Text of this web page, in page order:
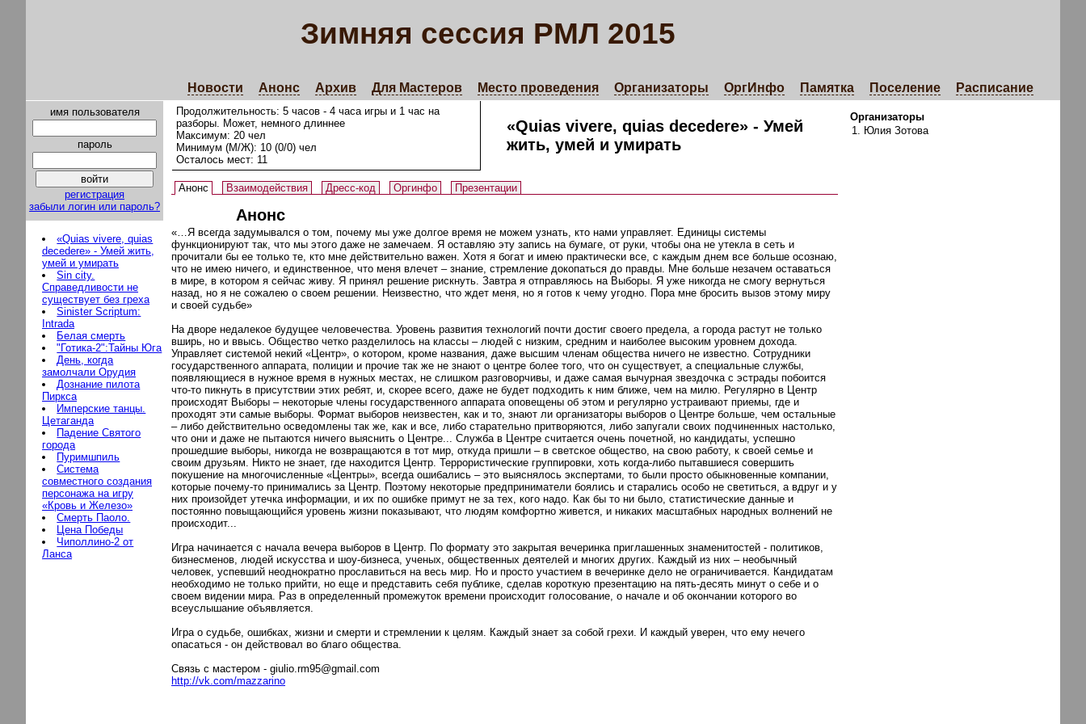
Зимняя сессия РМЛ 2015
Новости Анонс Архив Для Мастеров Место проведения Организаторы ОргИнфо Памятка Поселение Расписание
имя пользователя
пароль
регистрация
забыли логин или пароль?
«Quias vivere, quias
decedere» - Умей жить,
умей и умирать
Sin city.
Справедливости не
существует без греха
Sinister Scriptum:
Intrada
Белая смерть
"Готика-2":Тайны Юга
День, когда
замолчали Орудия
Дознание пилота
Пиркса
Имперские танцы.
Цетаганда
Падение Святого
города
Пуримшпиль
Система
совместного создания
персонажа на игру
«Кровь и Железо»
Смерть Паоло.
Цена Победы
Чиполлино-2 от
Ланса
Организаторы
Юлия Зотова
Продолжительность: 5 часов - 4 часа игры и 1 час на
разборы. Может, немного длиннее
Максимум: 20 чел
Минимум (М/Ж): 10 (0/0) чел
Осталось мест: 11
«Quias vivere, quias decedere» - Умей
жить, умей и умирать
Анонс Взаимодействия Дресс-код Оргинфо Презентации
Анонс
«…Я всегда задумывался о том, почему мы уже долгое время не можем узнать, кто нами управляет. Единицы системы
функционируют так, что мы этого даже не замечаем. Я оставляю эту запись на бумаге, от руки, чтобы она не утекла в сеть и
прочитали бы ее только те, кто мне действительно важен. Хотя я богат и имею практически все, с каждым днем все больше осознаю,
что не имею ничего, и единственное, что меня влечет – знание, стремление докопаться до правды. Мне больше незачем оставаться
в мире, в котором я сейчас живу. Я принял решение рискнуть. Завтра я отправляюсь на Выборы. Я уже никогда не смогу вернуться
назад, но я не сожалею о своем решении. Неизвестно, что ждет меня, но я готов к чему угодно. Пора мне бросить вызов этому миру
и своей судьбе»
На дворе недалекое будущее человечества. Уровень развития технологий почти достиг своего предела, а города растут не только
вширь, но и ввысь. Общество четко разделилось на классы – людей с низким, средним и наиболее высоким уровнем дохода.
Управляет системой некий «Центр», о котором, кроме названия, даже высшим членам общества ничего не известно. Сотрудники
государственного аппарата, полиции и прочие так же не знают о центре более того, что он существует, а специальные службы,
появляющиеся в нужное время в нужных местах, не слишком разговорчивы, и даже самая вычурная звездочка с эстрады побоится
что-то пикнуть в присутствии этих ребят, и, скорее всего, даже не будет подходить к ним ближе, чем на милю. Регулярно в Центр
происходят Выборы – некоторые члены государственного аппарата оповещены об этом и регулярно устраивают приемы, где и
проходят эти самые выборы. Формат выборов неизвестен, как и то, знают ли организаторы выборов о Центре больше, чем остальные
– либо действительно осведомлены так же, как и все, либо старательно притворяются, либо запугали своих подчиненных настолько,
что они и даже не пытаются ничего выяснить о Центре... Служба в Центре считается очень почетной, но кандидаты, успешно
прошедшие выборы, никогда не возвращаются в тот мир, откуда пришли – в светское общество, на свою работу, к своей семье и
своим друзьям. Никто не знает, где находится Центр. Террористические группировки, хоть когда-либо пытавшиеся совершить
покушение на многочисленные «Центры», всегда ошибались – это выяснялось экспертами, то были просто обыкновенные компании,
которые почему-то принимались за Центр. Поэтому некоторые предприниматели боялись и старались особо не светиться, а вдруг и у
них произойдет утечка информации, и их по ошибке примут не за тех, кого надо. Как бы то ни было, статистические данные и
постоянно повыщающийся уровень жизни показывают, что людям комфортно живется, и никаких масштабных народных волнений не
происходит...
Игра начинается с начала вечера выборов в Центр. По формату это закрытая вечеринка приглашенных знаменитостей - политиков,
бизнесменов, людей искусства и шоу-бизнеса, ученых, общественных деятелей и многих других. Каждый из них – необычный
человек, успевший неоднократно прославиться на весь мир. Но и просто участием в вечеринке дело не ограничивается. Кандидатам
необходимо не только прийти, но еще и представить себя публике, сделав короткую презентацию на пять-десять минут о себе и о
своем видении мира. Раз в определенный промежуток времени происходит голосование, о начале и об окончании которого во
всеуслышание объявляется.
Игра о судьбе, ошибках, жизни и смерти и стремлении к целям. Каждый знает за собой грехи. И каждый уверен, что ему нечего
опасаться - он действовал во благо общества.
Связь с мастером - giulio.rm95@gmail.com
http://vk.com/mazzarino